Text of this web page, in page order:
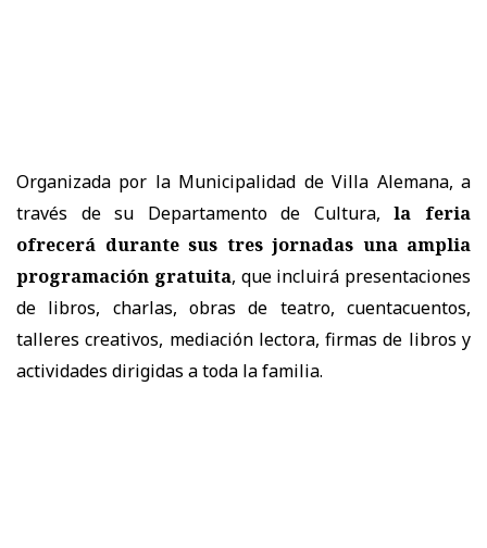
Organizada por la Municipalidad de Villa Alemana, a
través de su Departamento de Cultura,
la feria
ofrecerá durante sus tres jornadas una amplia
programación gratuita, que incluirá presentaciones
de libros, charlas, obras de teatro, cuentacuentos,
talleres creativos, mediación lectora, firmas de libros y
actividades dirigidas a toda la familia.